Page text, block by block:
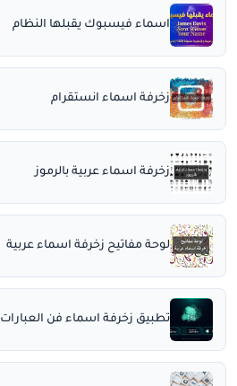
اسماء فيسبوك يقبلها النظام
زخرفة اسماء انستقرام
زخرفة اسماء عربية بالرموز
لوحة مفاتيح زخرفة اسماء عربية
تطبيق زخرفة اسماء فن العبارات